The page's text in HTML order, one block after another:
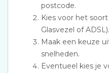
postcode.
Kies voor het
Glasvezel of ADSL).
Maak een keuze
snelheden.
Eventueel kies je